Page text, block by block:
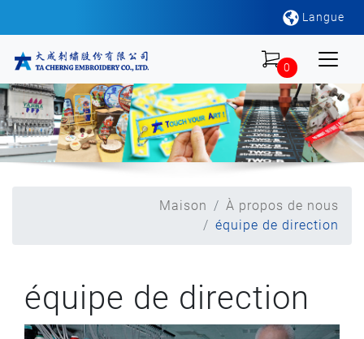
Langue
0
Maison
À propos de nous
équipe de direction
équipe de direction